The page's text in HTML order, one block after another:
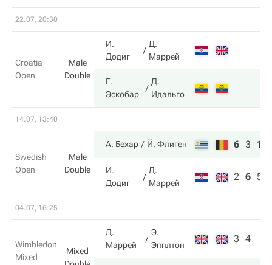
22.07, 20:30
Croatia
Open
Male
Double
И.
Додиг
Д.
Маррей
Г.
Эскобар
Д.
Идальго
14.07, 13:40
Swedish
Open
Male
Double
А. Бехар Й. Флиген 6 3 10
И.
Додиг
Д.
Маррей
2 6 5
04.07, 16:25
Wimbledon
Mixed
Mixed
Д.
Маррей
Э.
Эпплтон
3 4